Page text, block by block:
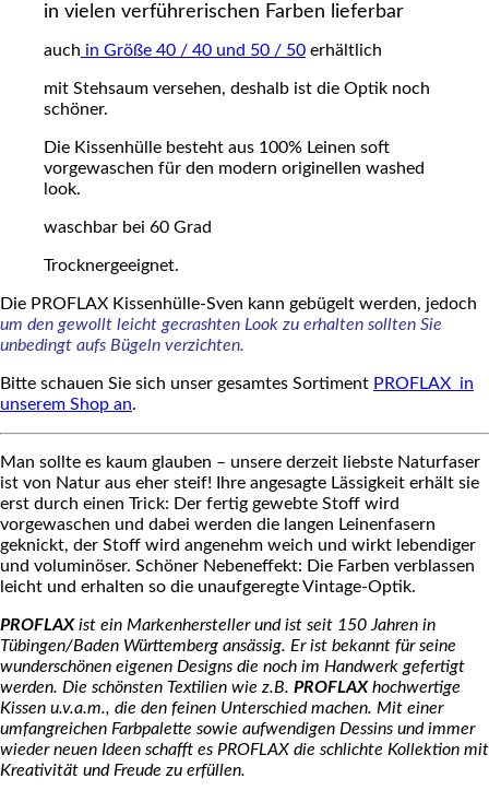
in vielen verführerischen Farben lieferbar
auch in Größe 40 / 40 und 50 / 50 erhältlich
mit Stehsaum versehen, deshalb ist die Optik noch
schöner.
Die Kissenhülle besteht aus 100% Leinen soft
vorgewaschen für den modern originellen washed
look.
waschbar bei 60 Grad
Trocknergeeignet.
Die PROFLAX Kissenhülle-Sven kann gebügelt werden, jedoch
um den gewollt leicht gecrashten Look zu erhalten sollten Sie
unbedingt aufs Bügeln verzichten.
Bitte schauen Sie sich unser gesamtes Sortiment PROFLAX in
unserem Shop an.
Man sollte es kaum glauben – unsere derzeit liebste Naturfaser
ist von Natur aus eher steif! Ihre angesagte Lässigkeit erhält sie
erst durch einen Trick: Der fertig gewebte Stoff wird
vorgewaschen und dabei werden die langen Leinenfasern
geknickt, der Stoff wird angenehm weich und wirkt lebendiger
und voluminöser. Schöner Nebeneffekt: Die Farben verblassen
leicht und erhalten so die unaufgeregte Vintage-Optik.
PROFLAXist ein Markenhersteller und ist seit 150 Jahren in
Tübingen/Baden Württemberg ansässig. Er ist bekannt für seine
wunderschönen eigenen Designs die noch im Handwerk gefertigt
werden. Die schönsten Textilien wie z.B. PROFLAXhochwertige
Kissen u.v.a.m., die den feinen Unterschied machen. Mit einer
umfangreichen Farbpalette sowie aufwendigen Dessins und immer
wieder neuen Ideen schafft es PROFLAX die schlichte Kollektion mit
Kreativität und Freude zu erfüllen.